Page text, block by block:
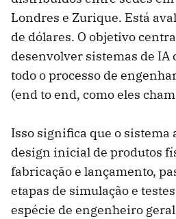
Londres e Zurique. Está
de dólares. O objetivo
desenvolver sistemas de IA
todo o processo de
(end to end, como eles
Isso significa que o sistema
design inicial de produtos
fabricação e lançamento,
etapas de simulação e
espécie de engenheiro